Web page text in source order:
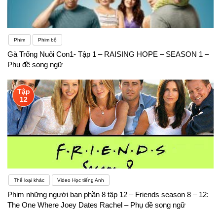
Phim Phim bộ
Gà Trống Nuôi Con1- Tập 1 – RAISING HOPE – SEASON 1 –
Phụ đề song ngữ
Tập
12
Thể loại khác Video Học tiếng Anh
Phim những người bạn phần 8 tập 12 – Friends season 8 – 12:
The One Where Joey Dates Rachel – Phụ đề song ngữ